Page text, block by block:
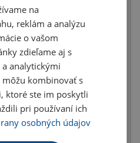
od
ks
€
%)
od
3.00 €
zajtra
mať 12.8. až 18.8.
na
reklám a analýzu
o vašom
zdieľame aj s
analytickými
kombinovať s
ktoré ste im poskytli
pri používaní ich
osobných údajov